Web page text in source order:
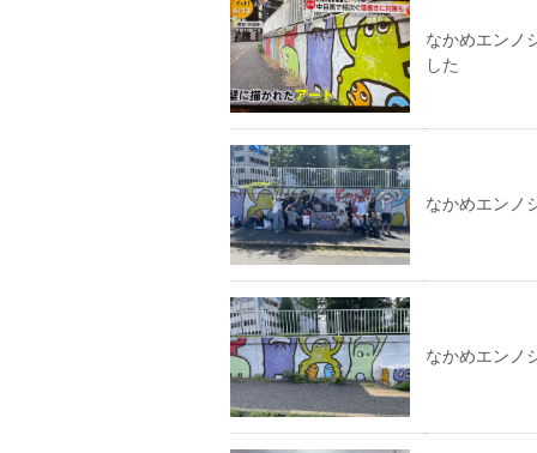
なかめエンノ
した
なかめエンノ
なかめエンノ